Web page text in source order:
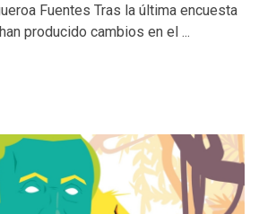
Fuentes Tras la última encuesta
producido cambios en el ...